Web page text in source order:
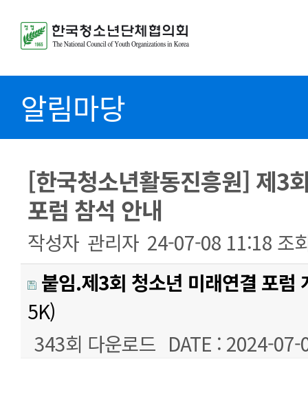
알림마당
[한국청소년활동진흥원] 제3
포럼 참석 안내
작성자 관리자 24-07-08 11:18 조
붙임.제3회 청소년 미래연결 포
5K)
343회 다운로드 DATE : 2024-